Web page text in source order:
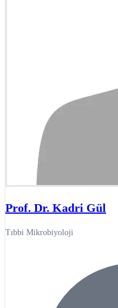
Prof. Dr. Kadri Gül
Tıbbi Mikrobiyoloji